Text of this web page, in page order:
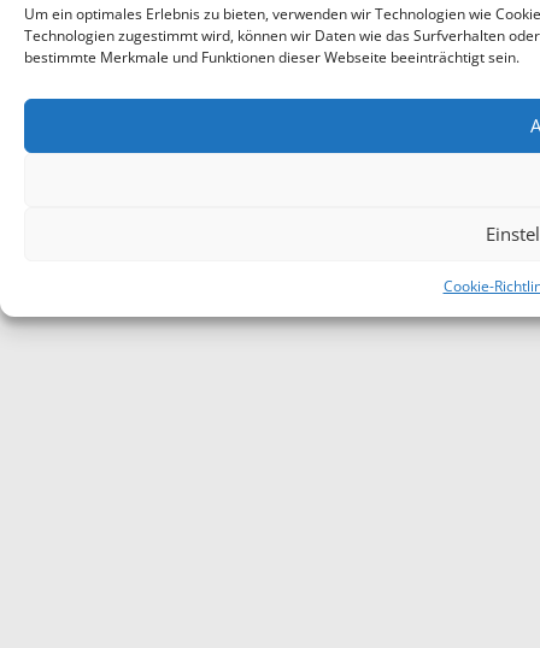
Um ein optimales Erlebnis zu bieten, verwenden wir Technologien wie
Technologien zugestimmt wird, können wir Daten wie das Surfverhalten
bestimmte Merkmale und Funktionen dieser Webseite beeinträchtigt sein.
Cookie-